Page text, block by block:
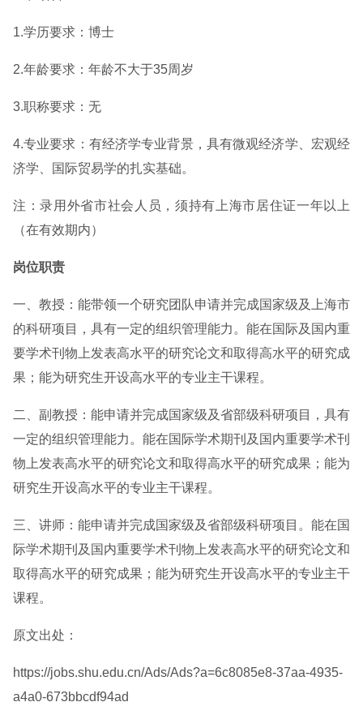
1.学历要求：博士
2.年龄要求：年龄不大于35周岁
3.职称要求：无
4.专业要求：有经济学专业背景，具有微观经济学、宏观经
济学、国际贸易学的扎实基础。
注：录用外省市社会人员，须持有上海市居住证一年以上
（在有效期内）
岗位职责
一、教授：能带领一个研究团队申请并完成国家级及上海市
的科研项目，具有一定的组织管理能力。能在国际及国内重
要学术刊物上发表高水平的研究论文和取得高水平的研究成
果；能为研究生开设高水平的专业主干课程。
二、副教授：能申请并完成国家级及省部级科研项目，具有
一定的组织管理能力。能在国际学术期刊及国内重要学术刊
物上发表高水平的研究论文和取得高水平的研究成果；能为
研究生开设高水平的专业主干课程。
三、讲师：能申请并完成国家级及省部级科研项目。能在国
际学术期刊及国内重要学术刊物上发表高水平的研究论文和
取得高水平的研究成果；能为研究生开设高水平的专业主干
课程。
原文出处：
https://jobs.shu.edu.cn/Ads/Ads?a=6c8085e8-37aa-4935-
a4a0-673bbcdf94ad